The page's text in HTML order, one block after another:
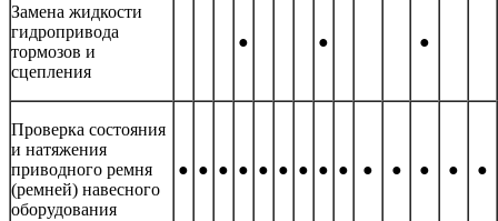
Замена жидкости
гидропривода
тормозов и
сцепления
● ● ●
Проверка состояния
и натяжения
приводного ремня
(ремней) навесного
оборудования
● ● ● ● ● ● ● ● ● ● ● ● ● ●